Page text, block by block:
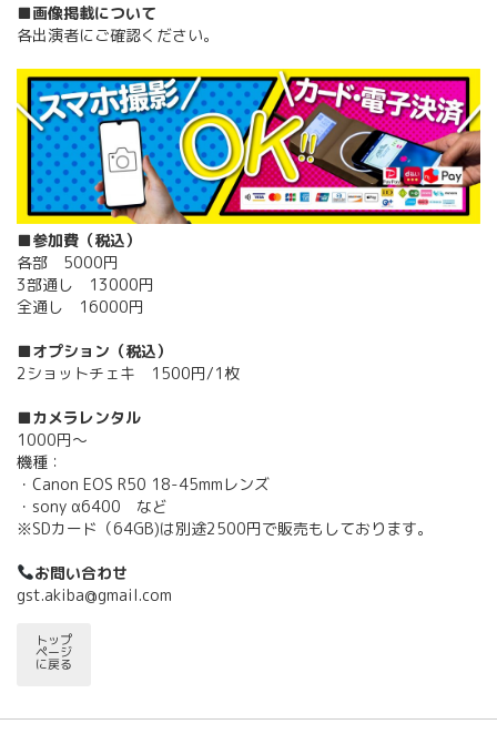
■画像掲載について
各出演者にご確認ください。
■参加費（税込）
各部 5000円
3部通し 13000円
全通し 16000円
■オプション（税込）
2ショットチェキ 1500円/1枚
■カメラレンタル
1000円～
機種：
・Canon EOS R50 18-45mmレンズ
・sony α6400 など
※SDカード（64GB)は別途2500円で販売もしております。
お問い合わせ
gst.akiba@gmail.com
トップ
ページ
に戻る